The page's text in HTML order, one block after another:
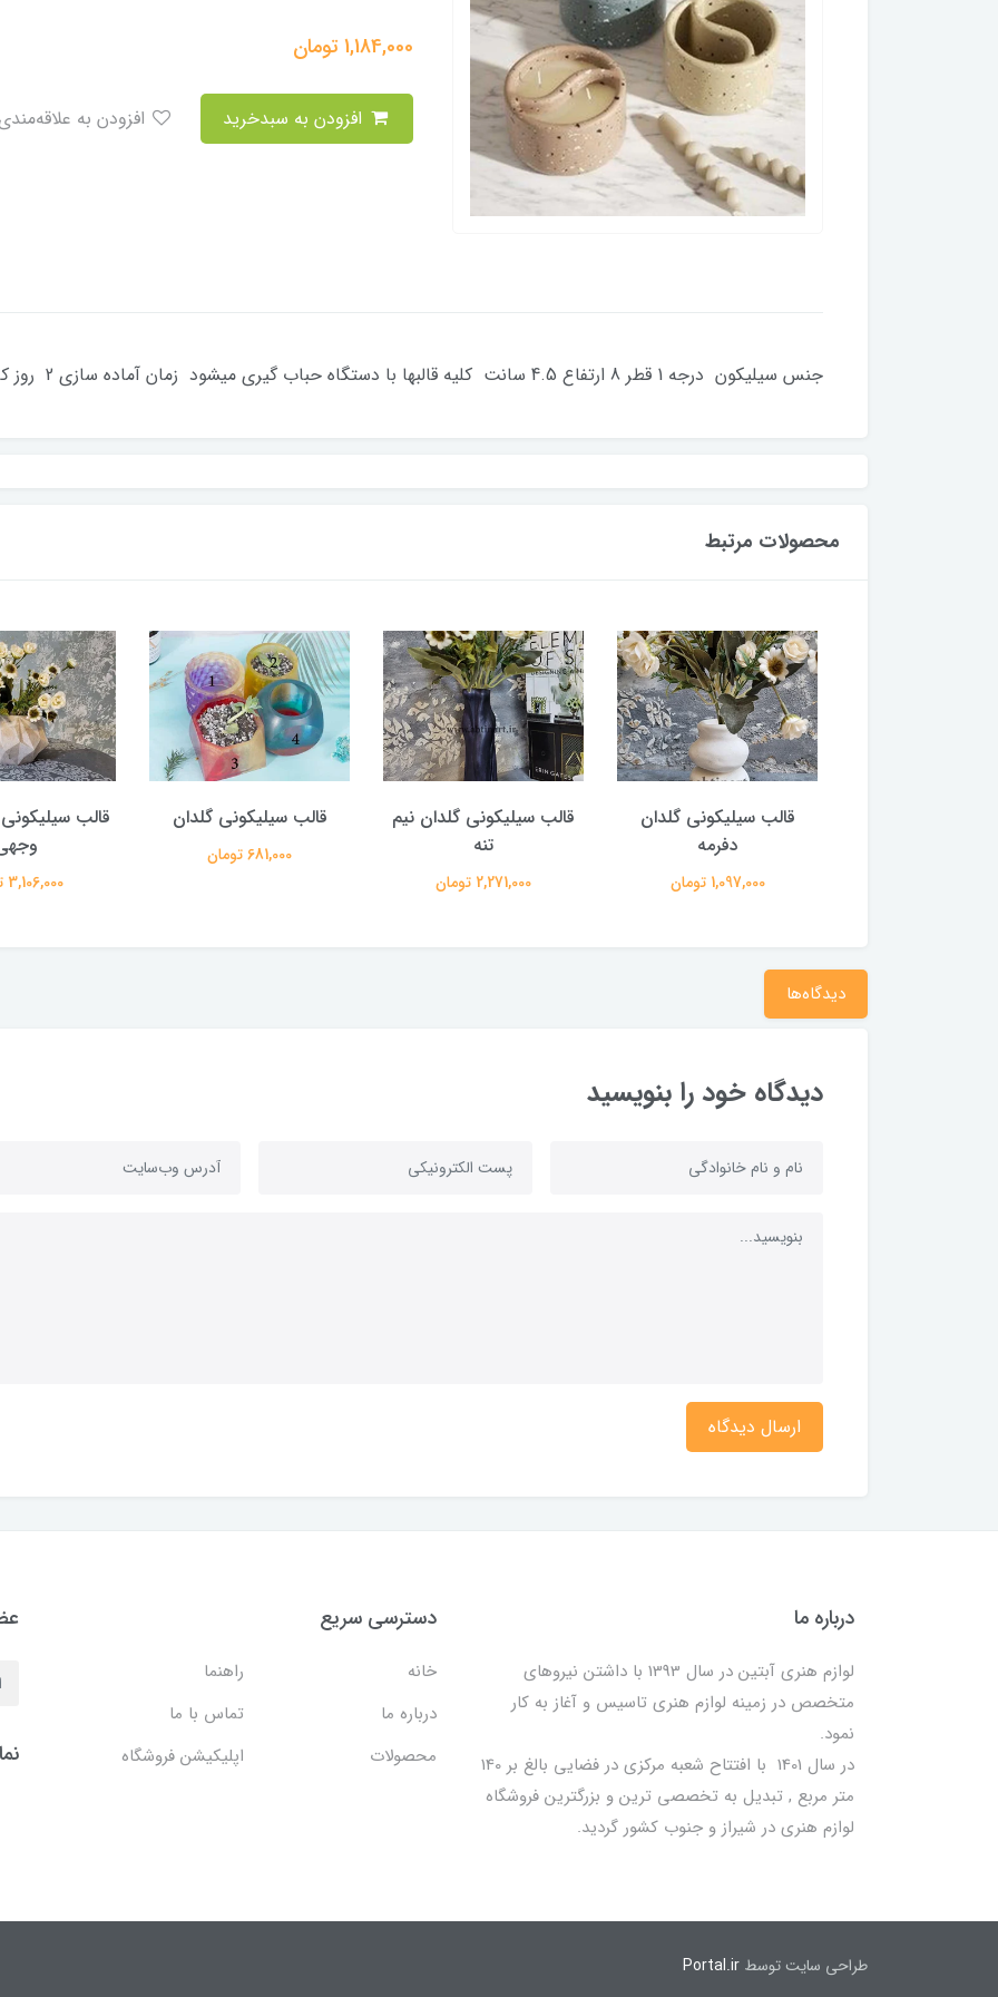
1,184,000تومان
جنس سیلیکون درجه 1 قطر 8 ارتفاع 4.5 سانت کلیه قالبها با دستگاه حباب گیری میشود زمان آماده سازی 2 روز کاری
محصولات مرتبط
قالب سیلیکونی گلدان
دفرمه
1,097,000 تومان
قالب سیلیکونی گلدان نیم
تنه
2,271,000 تومان
قالب سیلیکونی گلدان
681,000 تومان
قالب
3,106,000 تومان
دیدگاه‌ها
دیدگاه خود را بنویسید
ارسال دیدگاه
درباره ما
لوازم هنری آبتین در سال 1393 با داشتن نیروهای
متخصص در زمینه لوازم هنری تاسیس و آغاز به کار
نمود.
در سال 1401 با افتتاح شعبه مرکزی در فضایی بالغ بر 140
متر مربع , تبدیل به تخصصی ترین و بزرگترین فروشگاه
لوازم هنری در شیراز و جنوب کشور گردید.
دسترسی سریع
خانه
راهنما
درباره ما
تماس با ما
محصولات
اپلیکیشن فروشگاه
طراحی سایت توسط Portal.ir